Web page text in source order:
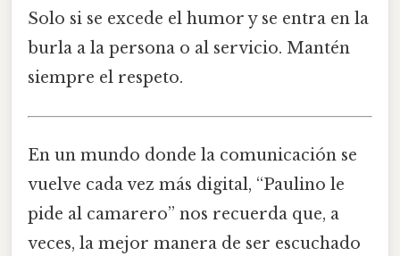
Solo si se excede el humor y se entra en la
burla a la persona o al servicio. Mantén
siempre el respeto.
En un mundo donde la comunicación se
vuelve cada vez más digital, “Paulino le
pide al camarero” nos recuerda que, a
veces, la mejor manera de ser escuchado